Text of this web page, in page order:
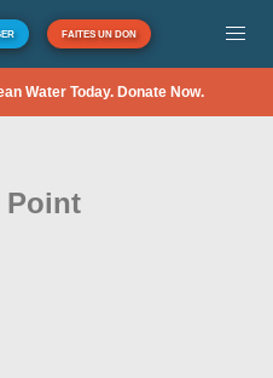
FAITES UN DON
Water Today. Donate Now.
Point